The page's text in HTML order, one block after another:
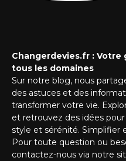
Changerdevies.fr : Votre
tous les domaines
Sur notre blog, nous
des astuces et des
transformer votre vie.
et retrouvez des idées
style et sérénité. Simplifier
Pour toute question ou
contactez-nous via notre